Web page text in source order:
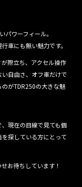
ワーフィール。
車にも無い魅力です。
際立ち、アクセル操作
自由さ、オフ車だけで
がTDR250の大きな魅
現在の目線で見ても個
探している方にとって
お待ちしています！